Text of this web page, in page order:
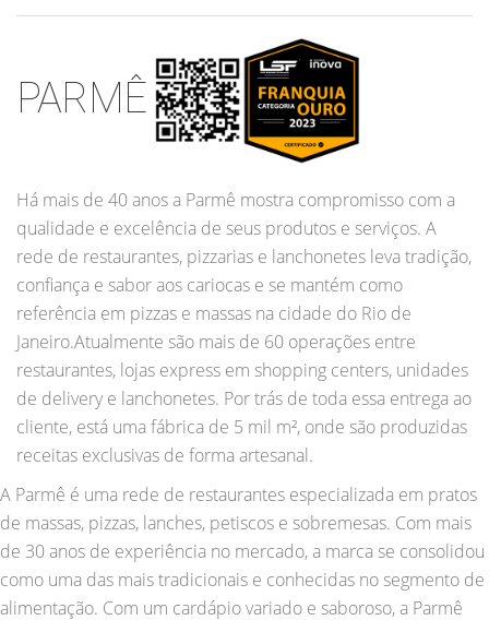
PARMÊ
Há mais de 40 anos a Parmê mostra compromisso com a
qualidade e excelência de seus produtos e serviços. A
rede de restaurantes, pizzarias e lanchonetes leva tradição,
confiança e sabor aos cariocas e se mantém como
referência em pizzas e massas na cidade do Rio de
Janeiro.Atualmente são mais de 60 operações entre
restaurantes, lojas express em shopping centers, unidades
de delivery e lanchonetes. Por trás de toda essa entrega ao
cliente, está uma fábrica de 5 mil m², onde são produzidas
receitas exclusivas de forma artesanal.
A Parmê é uma rede de restaurantes especializada em pratos
de massas, pizzas, lanches, petiscos e sobremesas. Com mais
de 30 anos de experiência no mercado, a marca se consolidou
como uma das mais tradicionais e conhecidas no segmento de
alimentação. Com um cardápio variado e saboroso, a Parmê